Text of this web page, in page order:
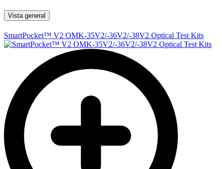
Vista general
SmartPocket™ V2 OMK-35V2/-36V2/-38V2 Optical Test Kits